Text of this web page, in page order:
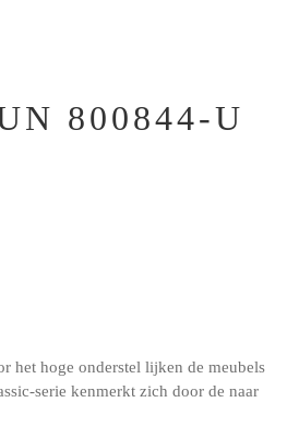
800844-U
het hoge onderstel lijken de meubels
serie kenmerkt zich door de naar